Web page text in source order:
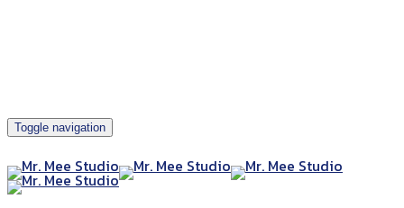
Toggle navigation